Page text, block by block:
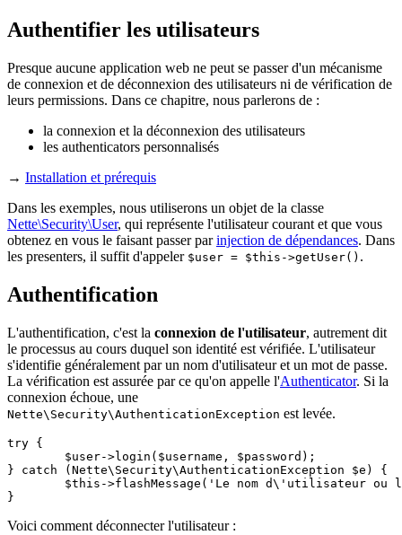
Authentifier les utilisateurs
Presque aucune application web ne peut se passer d'un mécanisme
de connexion et de déconnexion des utilisateurs ni de vérification de
leurs permissions. Dans ce chapitre, nous parlerons de :
la connexion et la déconnexion des utilisateurs
les authenticators personnalisés
→ Installation et prérequis
Dans les exemples, nous utiliserons un objet de la classe
Nette\Security\User, qui représente l'utilisateur courant et que vous
obtenez en vous le faisant passer parinjection de dépendances. Dans
les presenters, il suffit d'appeler $user = $this->getUser() .
Authentification
L'authentification, c'est la connexion de l'utilisateur, autrement dit
le processus au cours duquel son identité est vérifiée. L'utilisateur
s'identifie généralement par un nom d'utilisateur et un mot de passe.
La vérification est assurée par ce qu'on appelle l'Authenticator. Si la
connexion échoue, une
Nette\Security\AuthenticationException est levée.
try {
} catch (Nette\Security\AuthenticationException $e) {
Voici comment déconnecter l'utilisateur :